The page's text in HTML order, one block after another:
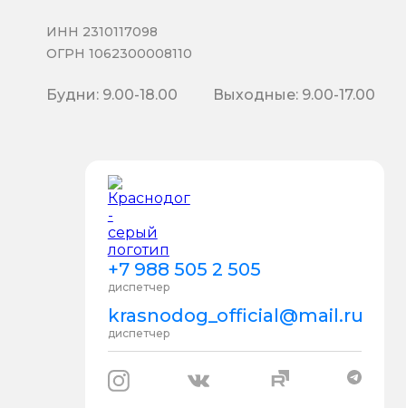
+7 988 505 2 505
диспетчер
krasnodog_official@mail.ru
диспетчер
ИНН 2310117098
ОГРН 1062300008110
Будни: 9.00-18.00 Выходные: 9.00-17.00